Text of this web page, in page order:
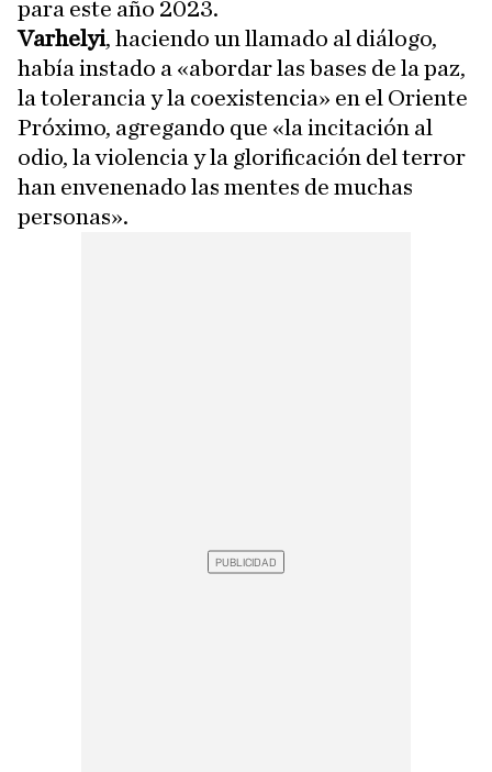
para este año 2023.
Varhelyi, haciendo un llamado al diálogo,
había instado a «abordar las bases de la paz,
la tolerancia y la coexistencia» en el Oriente
Próximo, agregando que «la incitación al
odio, la violencia y la glorificación del terror
han envenenado las mentes de muchas
personas».